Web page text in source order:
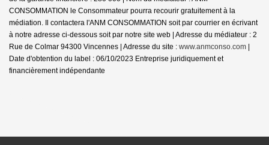
CONSOMMATION le Consommateur pourra recourir gratuitement à la
médiation. Il contactera l'ANM CONSOMMATION soit par courrier en écrivant
à notre adresse ci-dessous soit par notre site web | Adresse du médiateur : 2
Rue de Colmar 94300 Vincennes | Adresse du site : www.anmconso.com |
Date d'obtention du label : 06/10/2023 Entreprise juridiquement et
financièrement indépendante